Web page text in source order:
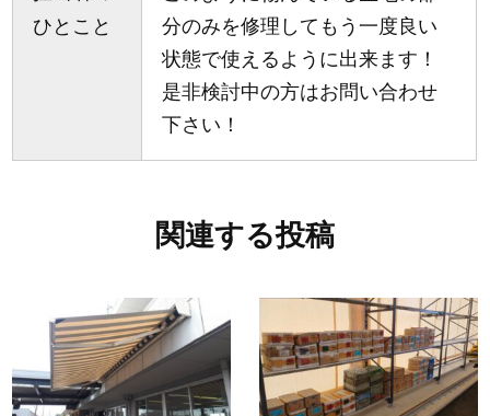
ひとこと
分のみを修理してもう一度良い
状態で使えるように出来ます！
是非検討中の方はお問い合わせ
下さい！
関連する投稿